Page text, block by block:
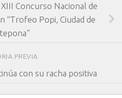
Concurso Nacional de
“Trofeo Popi, Ciudad de
PREVIA
con su racha positiva